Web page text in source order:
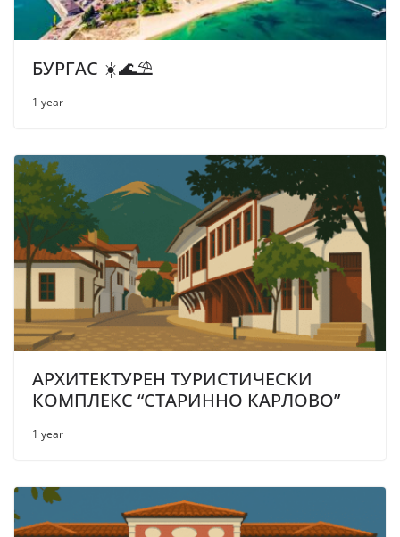
БУРГАС ☀️🌊⛱
1 year
АРХИТЕКТУРЕН ТУРИСТИЧЕСКИ
КОМПЛЕКС “СТАРИННО КАРЛОВО”
1 year